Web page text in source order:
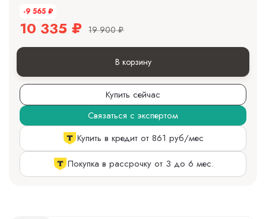
-9 565 ₽
10 335 ₽ 19 900 ₽
В корзину
Купить сейчас
Связаться с экспертом
Купить в кредит от 861 руб/мес
Покупка в рассрочку от 3 до 6 мес.